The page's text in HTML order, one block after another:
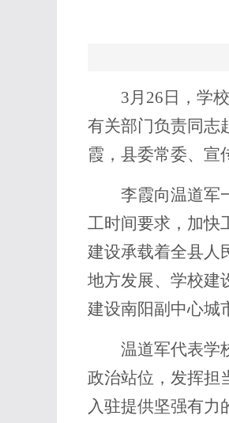
3月26日，学
有关部门负责同志
霞，县委常委、宣
李霞向温道军
工时间要求，加快
建设承载着全县人
地方发展、学校建
建设南阳副中心城
温道军代表学
政治站位，发挥担
入驻提供坚强有力